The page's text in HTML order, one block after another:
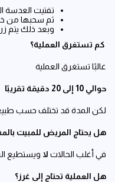
تفتيت العدسة
ثم سحبها من
وبعد ذلك يتم
كم تستغرق العملية؟
غالبًا تستغرق العملية
حوالي 10 إلى 20 دقيقة تقريبًا
لكن المدة قد تختلف حسب
هل يحتاج المريض للمبيت
في أغلب الحالات لا ويستطيع
هل العملية تحتاج إلى غرز؟